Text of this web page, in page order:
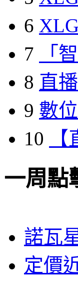
6
7
「
8 直
9 數
10
一周點
諾瓦
定價